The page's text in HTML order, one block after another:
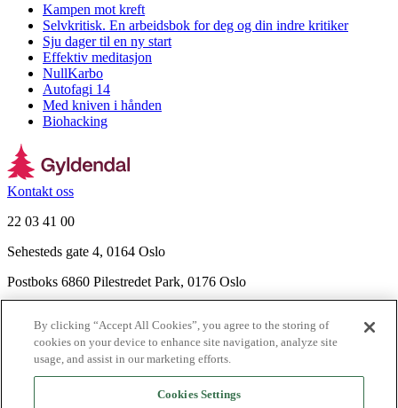
Kampen mot kreft
Selvkritisk. En arbeidsbok for deg og din indre kritiker
Sju dager til en ny start
Effektiv meditasjon
NullKarbo
Autofagi 14
Med kniven i hånden
Biohacking
Kontakt oss
22 03 41 00
Sehesteds gate 4, 0164 Oslo
Postboks 6860 Pilestredet Park, 0176 Oslo
Nyhetsbrev
Ledige stillinger
Send inn manus
By clicking “Accept All Cookies”, you agree to the storing of
cookies on your device to enhance site navigation, analyze site
usage, and assist in our marketing efforts.
Cookies Settings